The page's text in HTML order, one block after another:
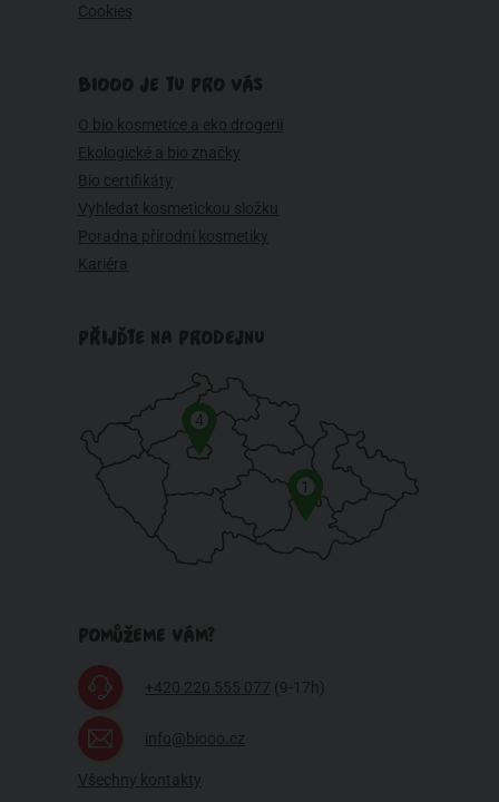
Cookies
BIOOO JE TU PRO VÁS
O bio kosmetice a eko drogerii
Ekologické a bio značky
Bio certifikáty
Vyhledat kosmetickou složku
Poradna přírodní kosmetiky
Kariéra
PŘIJĎTE NA PRODEJNU
1
4
POMŮŽEME VÁM?
+420 220 555 077 (9-17h)
info@biooo.cz
Všechny kontakty